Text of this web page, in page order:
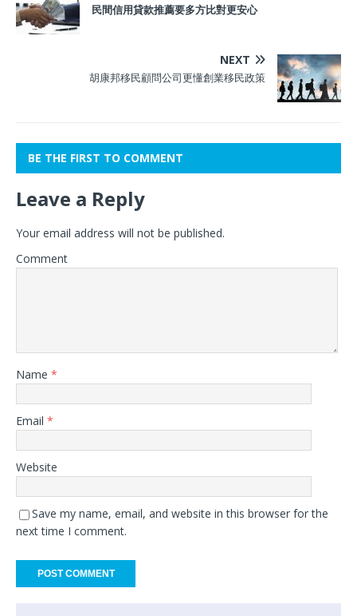
民間信用貸款推薦要多方比對更安心
NEXT
胡康邦移民顧問公司更懂創業移民政策
BE THE FIRST TO COMMENT
Leave a Reply
Your email address will not be published.
Comment
Name *
Email *
Website
Save my name, email, and website in this browser for the
next time I comment.